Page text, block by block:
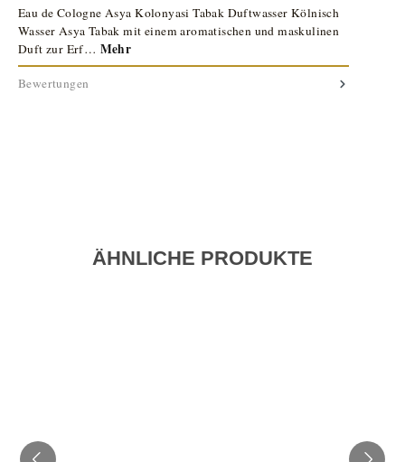
Eau de Cologne Asya Kolonyasi Tabak Duftwasser Kölnisch
Wasser Asya Tabak mit einem aromatischen und maskulinen
Duft zur Erf… Mehr
Bewertungen
ÄHNLICHE PRODUKTE